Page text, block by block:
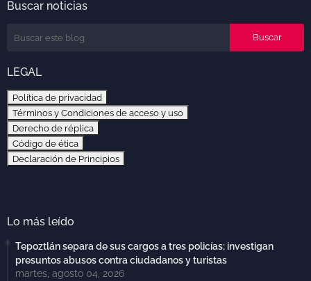
Buscar noticias
LEGAL
Política de privacidad
Términos y Condiciones de acceso y uso
Derecho de réplica
Código de ética
Declaración de Principios
Lo más leído
Tepoztlán separa de sus cargos a tres policías; investigan
presuntos abusos contra ciudadanos y turistas
martes, agosto 04, 2026